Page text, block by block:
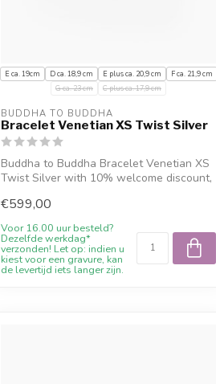
E ca. 19cm D ca. 18,9 cm E plus ca. 20,9 cm
F ca. 21,9 cm
G ca. 23 cm
C plus ca. 17,9 cm
BUDDHA TO BUDDHA
Bracelet Venetian XS Twist Silver
Buddha to Buddha Bracelet Venetian XS
Twist Silver with 10% welcome discount,
€599,00
Voor 16.00 uur besteld?
Dezelfde werkdag*
verzonden! Let op: indien u
kiest voor een gravure, kan
de levertijd iets langer zijn.